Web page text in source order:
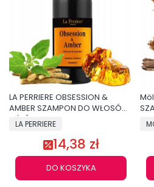
LA PERRIERE OBSESSION &
AMBER SZAMPON DO WŁOSÓW
Z ŻEŃ-SZENIEM 500ml PREZENT
LA PERRIERE
14,38 zł
DO KOSZYKA